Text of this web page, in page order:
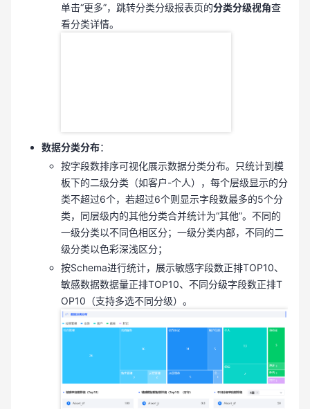
单击“更多”，跳转分类分级报表页的分类分级视角查
看分类详情。
数据分类分布：
按字段数排序可视化展示数据分类分布。只统计到模
板下的二级分类（如客户-个人），每个层级显示的分
类不超过6个，若超过6个则显示字段数最多的5个分
类，同层级内的其他分类合并统计为“其他”。不同的
一级分类以不同色相区分；一级分类内部，不同的二
级分类以色彩深浅区分；
按Schema进行统计，展示敏感字段数正排TOP10、
敏感数据数据量正排TOP10、不同分级字段数正排T
OP10（支持多选不同分级）。